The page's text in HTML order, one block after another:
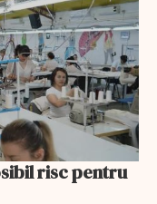
risc pentru